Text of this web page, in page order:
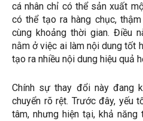
cá nhân chỉ có thể sản xuất
có thể tạo ra hàng chục,
cùng khoảng thời gian. Điều
nằm ở việc ai làm nội dung tốt
tạo ra nhiều nội dung hiệu quả
Chính sự thay đổi này đang
chuyển rõ rệt. Trước đây, yếu
tâm, nhưng hiện tại, khả